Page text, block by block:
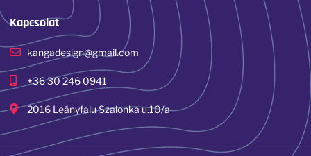
Kapcsolat
kangadesign@gmail.com
+36 30 246 0941
2016 Leányfalu Szalonka u.10/a